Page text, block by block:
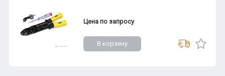
Цена по запросу
В корзину